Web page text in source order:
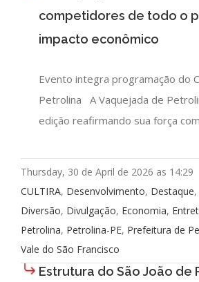
competidores de todo o
impacto econômico
Evento integra programação do
Petrolina A Vaquejada de
edição reafirmando sua força
Thursday, 30 de April de 2026 as 14:29
CULTIRA, Desenvolvimento, Destaque,
Diversão, Divulgação, Economia,
Petrolina, Petrolina-PE, Prefeitura de
Vale do São Francisco
Estrutura do São João de